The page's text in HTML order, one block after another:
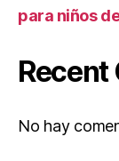
para niños
Recent
No hay